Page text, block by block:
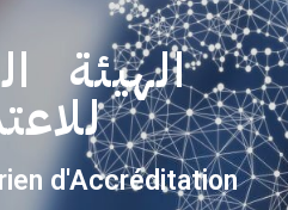
الهيئة
d'Accréditation